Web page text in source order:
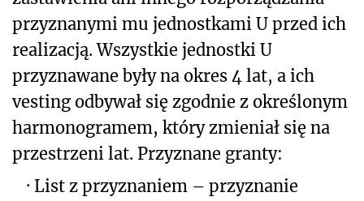
przyznanymi mu jednostkami U przed ich
realizacją. Wszystkie jednostki U
przyznawane były na okres 4 lat, a ich
vesting odbywał się zgodnie z określonym
harmonogramem, który zmieniał się na
przestrzeni lat. Przyznane granty:
· List z przyznaniem – przyznanie